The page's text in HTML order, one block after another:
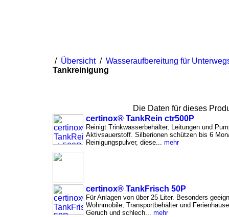
/ Übersicht/ Wasseraufbereitung für
Tankreinigung
Die Daten für dieses
certinox® TankRein ctr500P
Reinigt Trinkwasserbehälter, Leitungen und
Aktivsauerstoff. Silberionen schützen bis 6
Reinigungspulver, diese... mehr
certinox® TankFrisch 50P
Für Anlagen von über 25 Liter. Besonders
Wohnmobile, Transportbehälter und
Geruch und schlech... mehr